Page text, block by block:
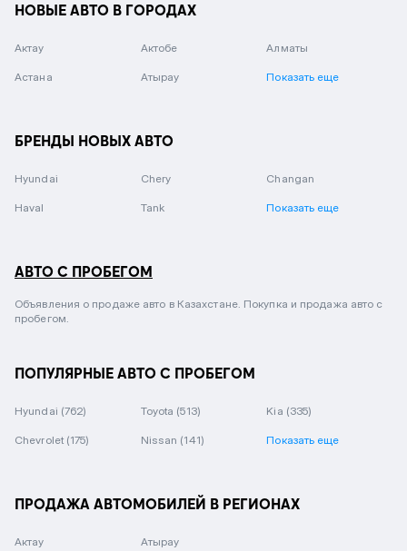
НОВЫЕ АВТО В ГОРОДАХ
Актау Актобе Алматы
Астана Атырау Показать еще
БРЕНДЫ НОВЫХ АВТО
Hyundai Chery Changan
Haval Tank Показать еще
АВТО С ПРОБЕГОМ
Объявления о продаже авто в Казахстане. Покупка и продажа авто с
пробегом.
ПОПУЛЯРНЫЕ АВТО С ПРОБЕГОМ
Hyundai (762) Toyota (513) Kia (335)
Chevrolet (175) Nissan (141) Показать еще
ПРОДАЖА АВТОМОБИЛЕЙ В РЕГИОНАХ
Актау Атырау